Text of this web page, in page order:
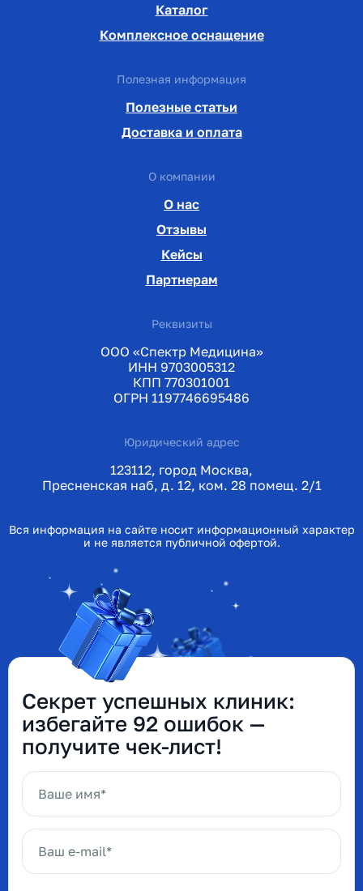
Каталог
Комплексное оснащение
Полезная информация
Полезные статьи
Доставка и оплата
О компании
О нас
Отзывы
Кейсы
Партнерам
Реквизиты
ООО «Спектр Медицина»
ИНН 9703005312
КПП 770301001
ОГРН 1197746695486
Юридический адрес
123112, город Москва,
Пресненская наб, д. 12, ком. 28 помещ. 2/1
Вся информация на сайте носит информационный характер
и не является публичной офертой.
Секрет успешных клиник:
избегайте 92 ошибок —
получите чек-лист!